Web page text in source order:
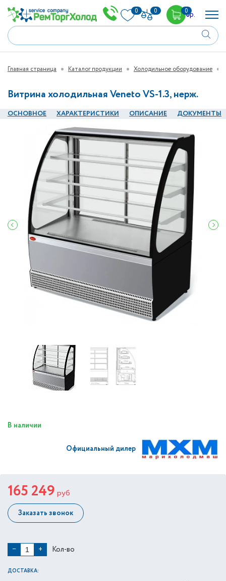
0 0 00р.
Главная страница Каталог продукции Холодильное оборудование
Витрина холодильная Veneto VS-1.3, нерж.
ОСНОВНОЕ ХАРАКТЕРИСТИКИ ОПИСАНИЕ ДОКУМЕНТЫ
В наличии
Официальный дилер
165 249 руб
Заказать звонок
− + Кол-во
ДОСТАВКА: